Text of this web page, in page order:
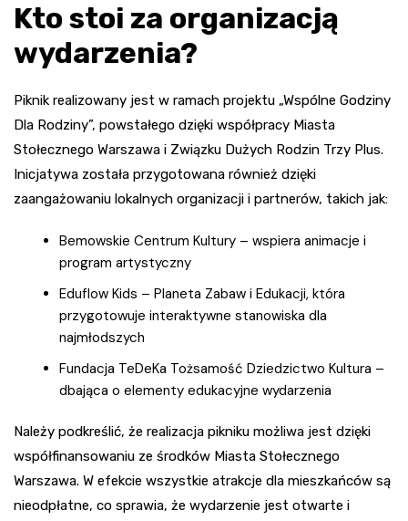
Kto stoi za organizacją
wydarzenia?
Piknik realizowany jest w ramach projektu „Wspólne Godziny
Dla Rodziny”, powstałego dzięki współpracy Miasta
Stołecznego Warszawa i Związku Dużych Rodzin Trzy Plus.
Inicjatywa została przygotowana również dzięki
zaangażowaniu lokalnych organizacji i partnerów, takich jak:
Bemowskie Centrum Kultury – wspiera animacje i
program artystyczny
Eduflow Kids – Planeta Zabaw i Edukacji, która
przygotowuje interaktywne stanowiska dla
najmłodszych
Fundacja TeDeKa Tożsamość Dziedzictwo Kultura –
dbająca o elementy edukacyjne wydarzenia
Należy podkreślić, że realizacja pikniku możliwa jest dzięki
współfinansowaniu ze środków Miasta Stołecznego
Warszawa. W efekcie wszystkie atrakcje dla mieszkańców są
nieodpłatne, co sprawia, że wydarzenie jest otwarte i